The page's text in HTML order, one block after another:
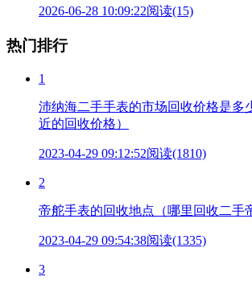
2026-06-28 10:09:22阅读(15)
热门排行
1
沛纳海二手手表的市场回收价格是多
近的回收价格）
2023-04-29 09:12:52阅读(1810)
2
帝舵手表的回收地点（哪里回收二手
2023-04-29 09:54:38阅读(1335)
3